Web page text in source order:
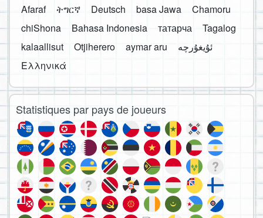
Afaraf
ትግርኛ Deutsch basa Jawa
Chamoru
chiShona
Bahasa Indonesia татарча
Tagalog
kalaallisut
Otjiherero aymar aru
Ελληνικά
Statistiques par pays de joueurs